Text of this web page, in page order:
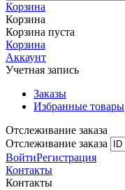
Корзина
Корзина
Корзина пуста
Корзина
Аккаунт
Учетная запись
Заказы
Избранные товары
Отслеживание заказа
Отслеживание заказа
ВойтиРегистрация
Контакты
Контакты